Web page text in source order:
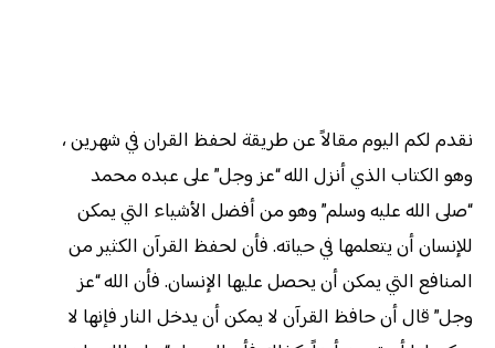
نقدم لكم اليوم مقالاً عن طريقة لحفظ القران في شهرين ،
وهو الكتاب الذي أنزل الله “عز وجل” على عبده محمد
“صلى الله عليه وسلم” وهو من أفضل الأشياء التي يمكن
للإنسان أن يتعلمها في حياته. فأن لحفظ القرآن الكثير من
المنافع التي يمكن أن يحصل عليها الإنسان. فأن الله “عز
وجل” قال أن حافظ القرآن لا يمكن أن يدخل النار فإنها لا